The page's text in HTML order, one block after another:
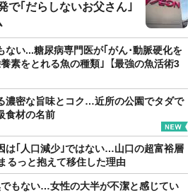
で｢だらしないお父さん｣
ない...糖尿病専門医が｢がん･動脈硬化を
素をとれる魚の種類｣【最強の魚活術3
濃密な旨味とコク…近所の公園でタダで
食材の名前
は｢人口減少｣ではない…山口の超富裕層
るっと抱えて移住した理由
もない…女性の大半が不潔と感じてい